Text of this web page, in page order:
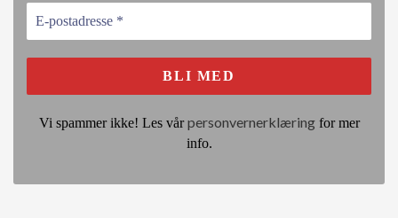
Vi spammer ikke! Les vårpersonvernerklæringfor mer
info.